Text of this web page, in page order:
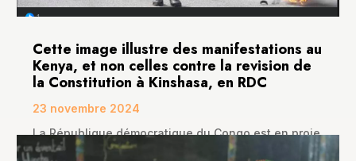
Cette image illustre des manifestations au
Kenya, et non celles contre la revision de
la Constitution à Kinshasa, en RDC
23 novembre 2024
La République démocratique du Congo est en proie
à un débat intense depuis plusieurs mois...